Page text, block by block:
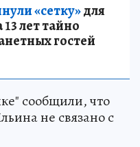
«сетку»для
лет тайно
гостей
сообщили, что
не связано с